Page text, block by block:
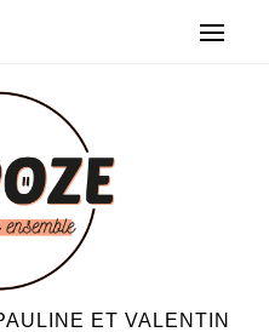
ET VALENTIN